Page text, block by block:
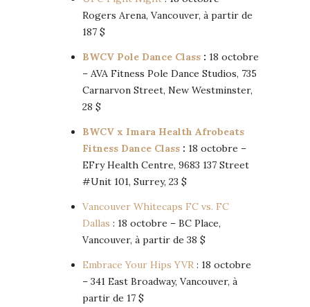
Rogers Arena, Vancouver, à partir de
187 $
BWCV Pole Dance Class : 18 octobre
– AVA Fitness Pole Dance Studios, 735
Carnarvon Street, New Westminster,
28 $
BWCV x Imara Health Afrobeats
Fitness Dance Class : 18 octobre –
EFry Health Centre, 9683 137 Street
#Unit 101, Surrey, 23 $
Vancouver Whitecaps FC vs. FC
Dallas : 18 octobre – BC Place,
Vancouver, à partir de 38 $
Embrace Your Hips YVR : 18 octobre
– 341 East Broadway, Vancouver, à
partir de 17 $